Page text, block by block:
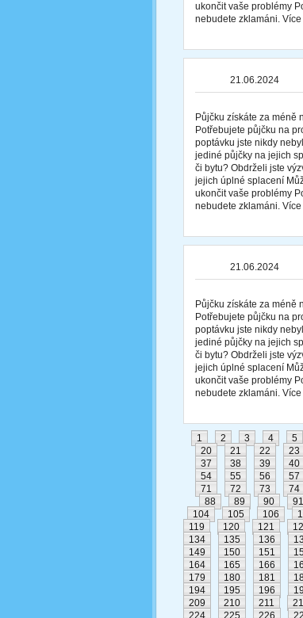
ukončit vaše problémy
nebudete zklamáni. Více
21.06.2024
Půjčku získáte za méně
Potřebujete půjčku na
poptávku jste nikdy
jediné půjčky na jejich
či bytu? Obdrželi jste
jejich úplné splacení
ukončit vaše problémy
nebudete zklamáni. Více
21.06.2024
Půjčku získáte za méně
Potřebujete půjčku na
poptávku jste nikdy
jediné půjčky na jejich
či bytu? Obdrželi jste
jejich úplné splacení
ukončit vaše problémy
nebudete zklamáni. Více
1 2 3 4 5
20
21 22 23
37
38 39 40
54
55 56 57
71
72 73 74
88
89 90 91
104
105 106
119
120 121
134
135 136
149
150 151
164
165 166
179
180 181
194
195 196
209
210 211
224
225 226